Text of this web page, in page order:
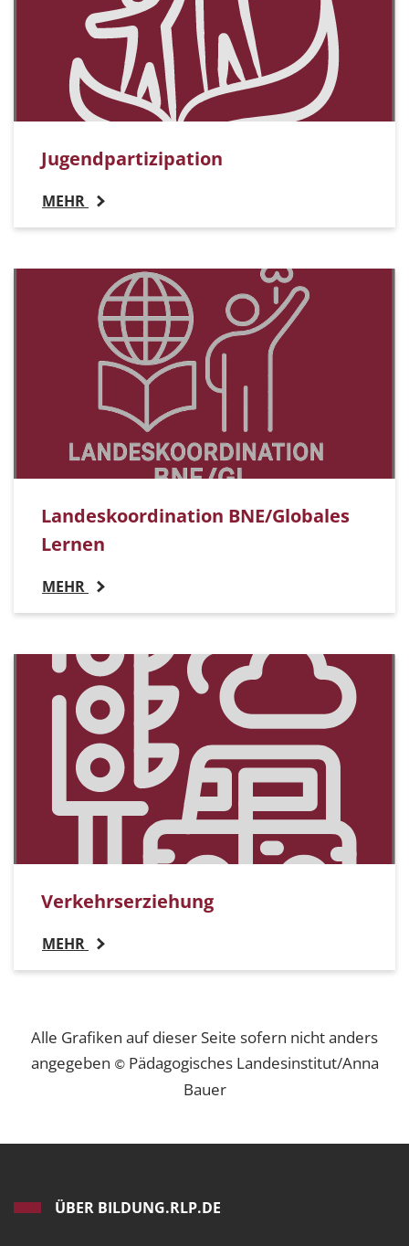
Jugendpartizipation
MEHR
Landeskoordination BNE/Globales
Lernen
MEHR
Verkehrserziehung
MEHR
Alle Grafiken auf dieser Seite sofern nicht anders
angegeben © Pädagogisches Landesinstitut/Anna
Bauer
ÜBER BILDUNG.RLP.DE